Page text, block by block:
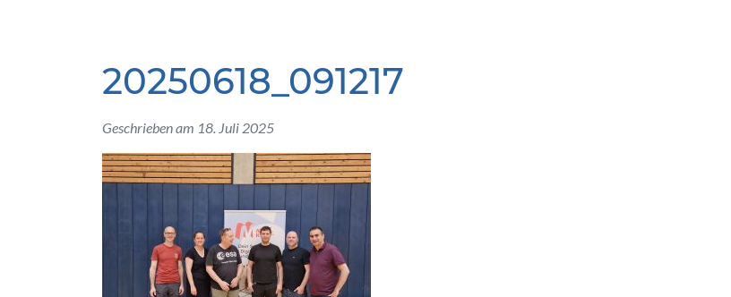
20250618_091217
Geschrieben am 18. Juli 2025